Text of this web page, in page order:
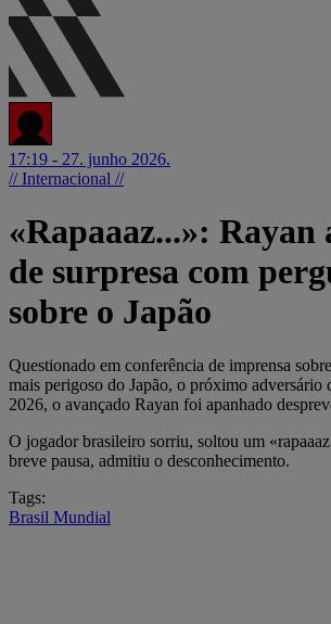
17:19 - 27. junho 2026.
// Internacional //
«Rapaaaz...»: Rayan
de surpresa com
sobre o Japão
Questionado em conferência de imprensa
mais perigoso do Japão, o próximo
2026, o avançado Rayan foi apanhado
O jogador brasileiro sorriu, soltou um
breve pausa, admitiu o desconhecimento.
Tags:
Brasil Mundial